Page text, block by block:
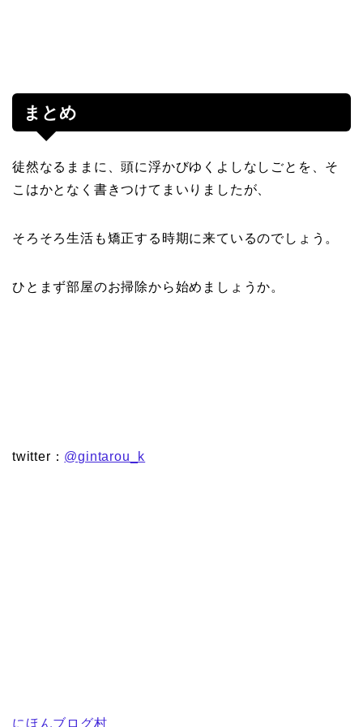
まとめ
徒然なるままに、頭に浮かびゆくよしなしごとを、そ
こはかとなく書きつけてまいりましたが、
そろそろ生活も矯正する時期に来ているのでしょう。
ひとまず部屋のお掃除から始めましょうか。
twitter： @gintarou_k
にほんブログ村